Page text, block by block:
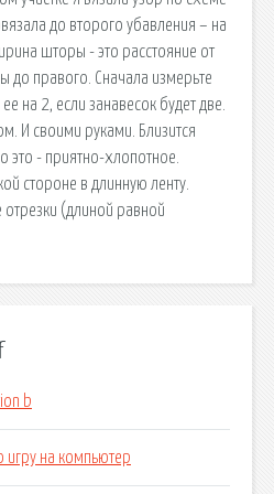
до второго убавления – на
шторы - это расстояние от
до правого. Сначала измерьте
на 2, если занавесок будет две.
И своими руками. Близится
это - приятно-хлопотное.
стороне в длинную ленту.
отрезки (длиной равной
b
игру на компьютер